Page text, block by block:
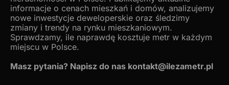
informacje o cenach mieszkań i domów, analizujemy
nowe inwestycje deweloperskie oraz śledzimy
zmiany i trendy na rynku mieszkaniowym.
Sprawdzamy, ile naprawdę kosztuje metr w każdym
miejscu w Polsce.
Masz pytania? Napisz do nas kontakt@ilezametr.pl